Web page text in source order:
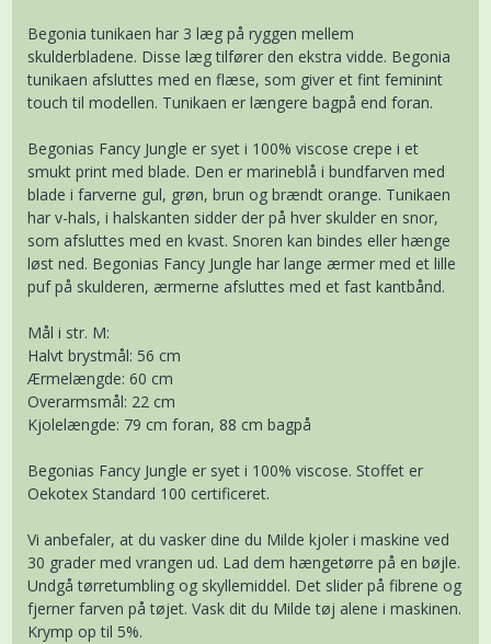
Begonia tunikaen har 3 læg på ryggen mellem
skulderbladene. Disse læg tilfører den ekstra vidde. Begonia
tunikaen afsluttes med en flæse, som giver et fint feminint
touch til modellen. Tunikaen er længere bagpå end foran.
Begonias Fancy Jungle er syet i 100% viscose crepe i et
smukt print med blade. Den er marineblå i bundfarven med
blade i farverne gul, grøn, brun og brændt orange. Tunikaen
har v-hals, i halskanten sidder der på hver skulder en snor,
som afsluttes med en kvast. Snoren kan bindes eller hænge
løst ned. Begonias Fancy Jungle har lange ærmer med et lille
puf på skulderen, ærmerne afsluttes med et fast kantbånd.
Mål i str. M:
Halvt brystmål: 56 cm
Ærmelængde: 60 cm
Overarmsmål: 22 cm
Kjolelængde: 79 cm foran, 88 cm bagpå
Begonias Fancy Jungle er syet i 100% viscose. Stoffet er
Oekotex Standard 100 certificeret.
Vi anbefaler, at du vasker dine du Milde kjoler i maskine ved
30 grader med vrangen ud. Lad dem hængetørre på en bøjle.
Undgå tørretumbling og skyllemiddel. Det slider på fibrene og
fjerner farven på tøjet. Vask dit du Milde tøj alene i maskinen.
Krymp op til 5%.